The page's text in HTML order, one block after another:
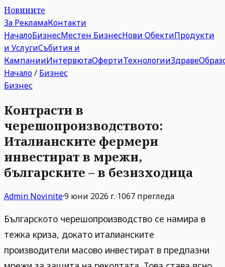
Новините
За РекламаКонтакти
НачалоБизнесМестен БизнесНови ОбектиПродукти
и УслугиСъбития и
КампанииИнтервютаОфертиТехнологииЗдраве
Начало/ Бизнес
Бизнес
Контрасти в
черешопроизводството:
Италианските фермери
инвестират в мрежи,
българските – в безизходица
Admin Novinite·9 юни 2026 г.·1067 прегледа
Българското черешопроизводство се намира в
тежка криза, докато италианските
производители масово инвестират в предпазни